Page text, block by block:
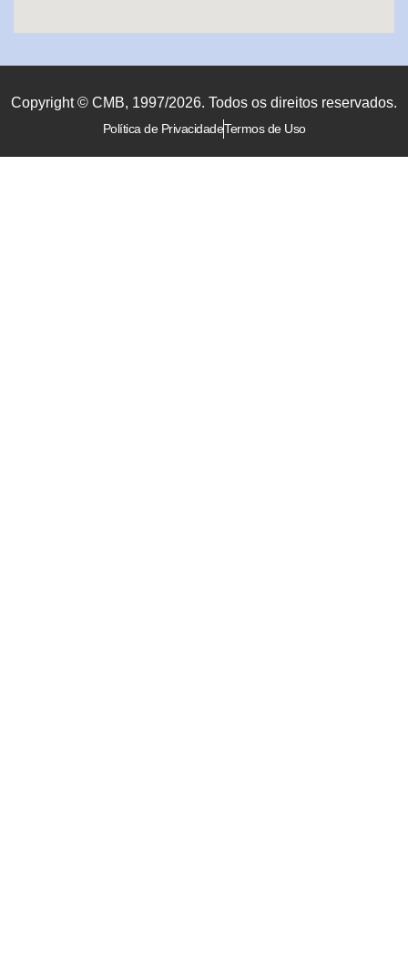
Copyright © CMB, 1997/2026. Todos os direitos reservados.
Política de PrivacidadeTermos de Uso